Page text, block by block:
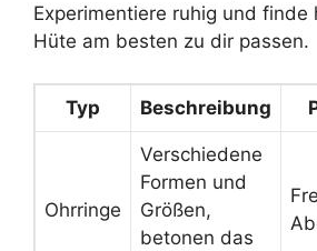
Experimentiere ruhig und finde
Hüte am besten zu dir passen.
Typ Beschreibung
Ohrringe
Verschiedene
Formen und
Größen,
betonen das